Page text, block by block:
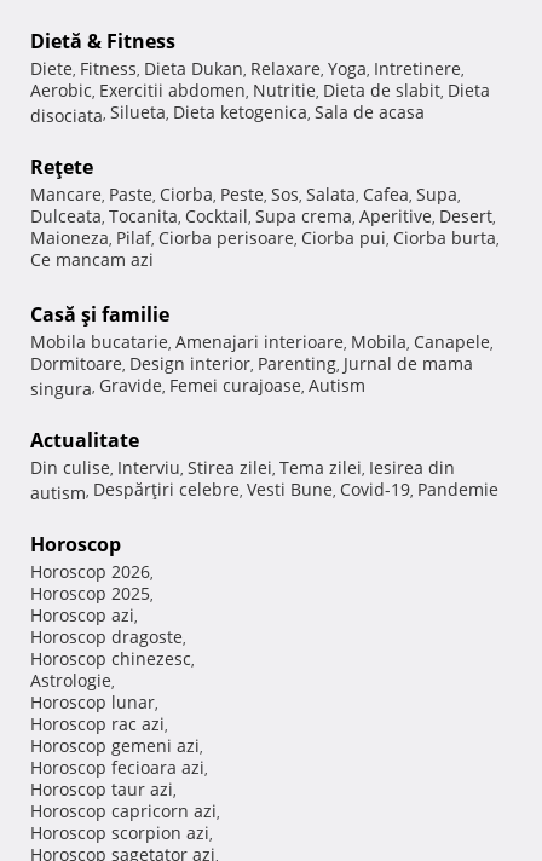
Dietă & Fitness
Diete, Fitness, Dieta Dukan, Relaxare, Yoga, Intretinere,
Aerobic, Exercitii abdomen, Nutritie, Dieta de slabit, Dieta
disociata, Silueta, Dieta ketogenica, Sala de acasa
Reţete
Mancare, Paste, Ciorba, Peste, Sos, Salata, Cafea, Supa,
Dulceata, Tocanita, Cocktail, Supa crema, Aperitive, Desert,
Maioneza, Pilaf, Ciorba perisoare, Ciorba pui, Ciorba burta,
Ce mancam azi
Casă şi familie
Mobila bucatarie, Amenajari interioare, Mobila, Canapele,
Dormitoare, Design interior, Parenting, Jurnal de mama
singura, Gravide, Femei curajoase, Autism
Actualitate
Din culise, Interviu, Stirea zilei, Tema zilei, Iesirea din
autism, Despărţiri celebre, Vesti Bune, Covid-19, Pandemie
Horoscop
Horoscop 2026,
Horoscop 2025,
Horoscop azi,
Horoscop dragoste,
Horoscop chinezesc,
Astrologie,
Horoscop lunar,
Horoscop rac azi,
Horoscop gemeni azi,
Horoscop fecioara azi,
Horoscop taur azi,
Horoscop capricorn azi,
Horoscop scorpion azi,
Horoscop sagetator azi,